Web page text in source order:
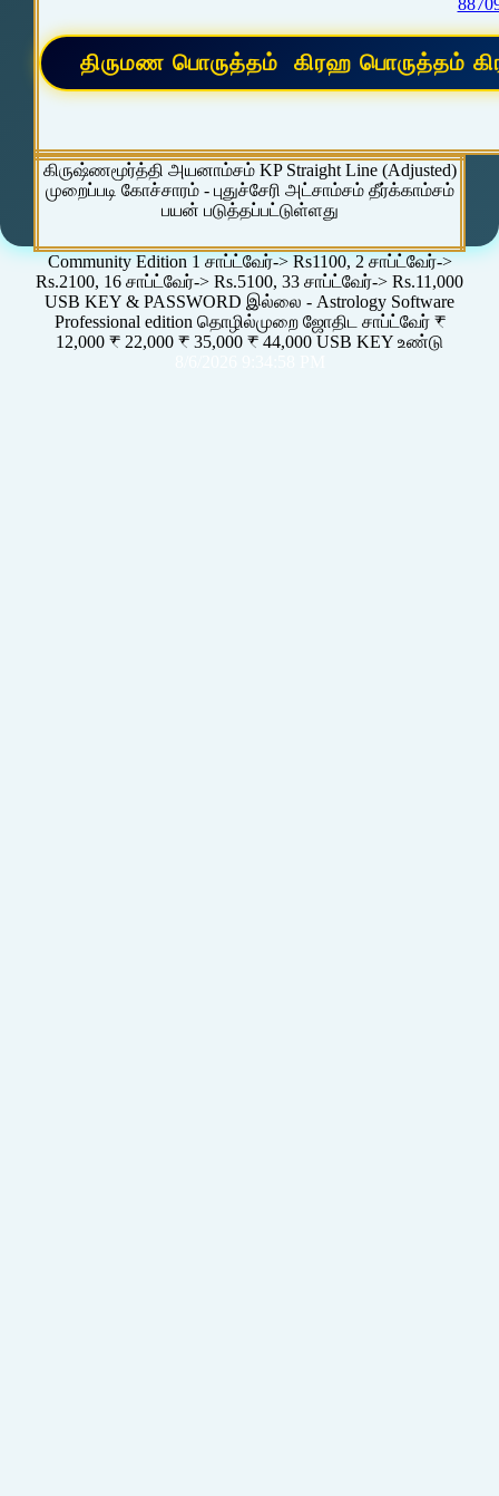
கிருஷ்ணமூர்த்தி அயனாம்சம் KP Straight Line (Adjusted)
முறைப்படி கோச்சாரம் - புதுச்சேரி அட்சாம்சம் தீர்க்காம்சம்
பயன் படுத்தப்பட்டுள்ளது
Community Edition 1 சாப்ட்வேர்-> Rs1100, 2 சாப்ட்வேர்->
Rs.2100, 16 சாப்ட்வேர்-> Rs.5100, 33 சாப்ட்வேர்-> Rs.11,000
USB KEY & PASSWORD இல்லை - Astrology Software
Professional edition தொழில்முறை ஜோதிட சாப்ட்வேர் ₹
12,000 ₹ 22,000 ₹ 35,000 ₹ 44,000 USB KEY உண்டு